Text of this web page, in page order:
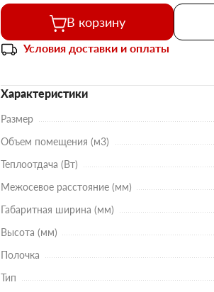
В корзину
Условия доставки и оплаты
Характеристики
Размер
Объем помещения (м3)
Теплоотдача (Вт)
Межосевое расстояние (мм)
Габаритная ширина (мм)
Высота (мм)
Полочка
Тип